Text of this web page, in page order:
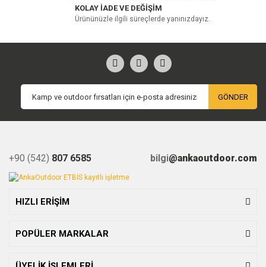
KOLAY İADE VE DEĞİŞİM
Ürününüzle ilgili süreçlerde yanınızdayız.
GÖNDER
+90 (542) 807 6585 bilgi@ankaoutdoor.com
HIZLI ERİŞİM
POPÜLER MARKALAR